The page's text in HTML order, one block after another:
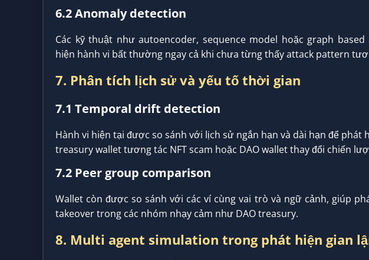
6.2 Anomaly detection
Các kỹ thuật như autoencoder, sequence model hoặc graph
hiện hành vi bất thường ngay cả khi chưa từng thấy attack pattern
7. Phân tích lịch sử và yếu tố thời gian
7.1 Temporal drift detection
Hành vi hiện tại được so sánh với lịch sử ngắn hạn và dài hạn để phát
treasury wallet tương tác NFT scam hoặc DAO wallet thay đổi chiến
7.2 Peer group comparison
Wallet còn được so sánh với các ví cùng vai trò và ngữ cảnh, giúp
takeover trong các nhóm nhạy cảm như DAO treasury.
8. Multi agent simulation trong phát hiện gian